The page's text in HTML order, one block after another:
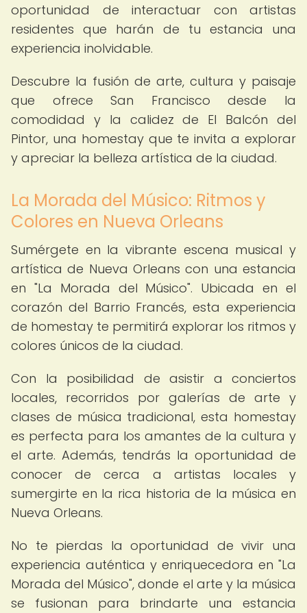
oportunidad de interactuar con artistas
residentes que harán de tu estancia una
experiencia inolvidable.
Descubre la fusión de arte, cultura y paisaje
que ofrece San Francisco desde la
comodidad y la calidez de El Balcón del
Pintor, una homestay que te invita a explorar
y apreciar la belleza artística de la ciudad.
La Morada del Músico: Ritmos y
Colores en Nueva Orleans
Sumérgete en la vibrante escena musical y
artística de Nueva Orleans con una estancia
en "La Morada del Músico". Ubicada en el
corazón del Barrio Francés, esta experiencia
de homestay te permitirá explorar los ritmos y
colores únicos de la ciudad.
Con la posibilidad de asistir a conciertos
locales, recorridos por galerías de arte y
clases de música tradicional, esta homestay
es perfecta para los amantes de la cultura y
el arte. Además, tendrás la oportunidad de
conocer de cerca a artistas locales y
sumergirte en la rica historia de la música en
Nueva Orleans.
No te pierdas la oportunidad de vivir una
experiencia auténtica y enriquecedora en "La
Morada del Músico", donde el arte y la música
se fusionan para brindarte una estancia